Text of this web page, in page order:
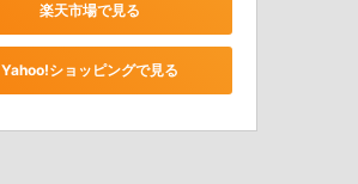
楽天市場で見る
Yahoo!ショッピングで見る